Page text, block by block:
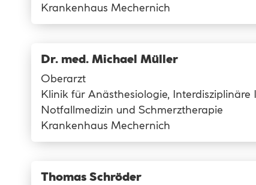
Krankenhaus Mechernich
Dr. med. Michael Müller
Oberarzt
Klinik für Anästhesiologie, Interdisziplinäre
Notfallmedizin und Schmerztherapie
Krankenhaus Mechernich
Thomas Schröder